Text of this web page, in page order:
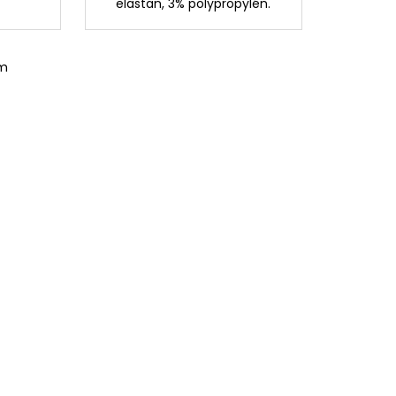
elastan, 3% polypropylén.